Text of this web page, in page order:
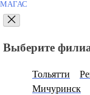
МАГАС
Выберите
Тольятти
Мичуринск